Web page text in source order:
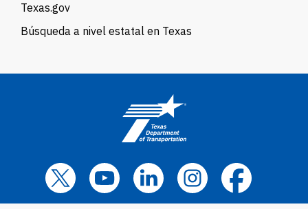
Texas.gov
Búsqueda a nivel estatal en Texas